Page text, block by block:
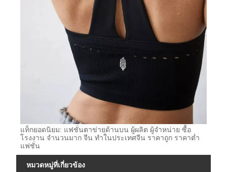
แท็กยอดนิยม: แฟชั่นตาข่ายด้านบน ผู้ผลิต ผู้จำหน่าย ซื้อ
โรงงาน จำนวนมาก จีน ทำในประเทศจีน ราคาถูก ราคาต่ำ
แฟชั่น
หมวดหมู่ที่เกี่ยวข้อง